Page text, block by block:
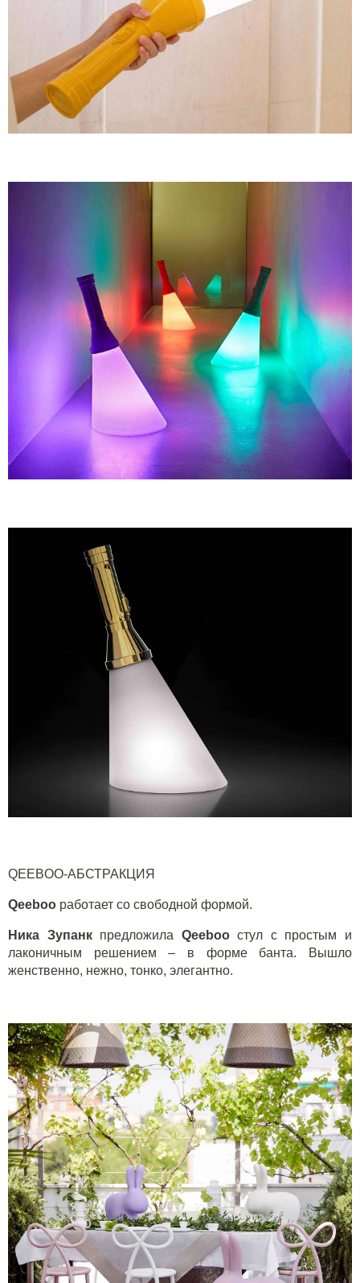
QEEBOO-АБСТРАКЦИЯ
Qeeboo работает со свободной формой.
Ника Зупанкпредложила Qeeboo стул с простым и
лаконичным решением – в форме банта. Вышло
женственно, нежно, тонко, элегантно.